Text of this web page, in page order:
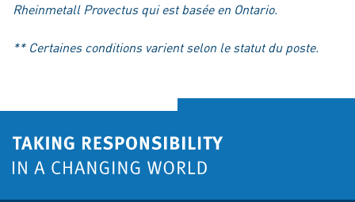
Rheinmetall Provectus qui est basée en Ontario.
** Certaines conditions varient selon le statut du poste.